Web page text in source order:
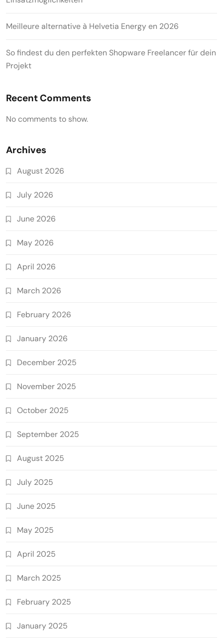
Meilleure alternative à Helvetia Energy en 2026
So findest du den perfekten Shopware Freelancer für dein
Projekt
Recent Comments
No comments to show.
Archives
August 2026
July 2026
June 2026
May 2026
April 2026
March 2026
February 2026
January 2026
December 2025
November 2025
October 2025
September 2025
August 2025
July 2025
June 2025
May 2025
April 2025
March 2025
February 2025
January 2025